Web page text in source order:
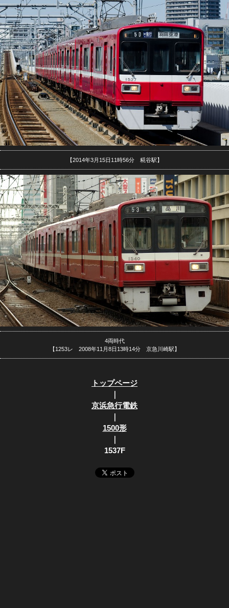
【2014年3月15日11時56分 糀谷駅】
4両時代
【1253レ 2008年11月8日13時14分 京急川崎駅】
トップページ
｜
京浜急行電鉄
｜
1500形
｜
1537F